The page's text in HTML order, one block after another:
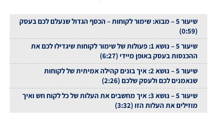
שיעור 5 – מבוא: שימור לקוחות – הכסף הגדול שנעלם לכם בעסק
(0:59)
שיעור 5 – נושא 1: פעולות של שימור לקוחות שיגדילו לכם את
ההכנסות בעסק באופן מיידי (6:27)
שיעור 5 – נושא 2: איך בונים קהילה אמיתית של לקוחות
שנאמנים לכם ולעסק שלכם (2:26)
שיעור 5 – נושא 3: איך מחשבים את העלות של כל לקוח חש ואיך
מוזילים את העלות הזו (3:32)